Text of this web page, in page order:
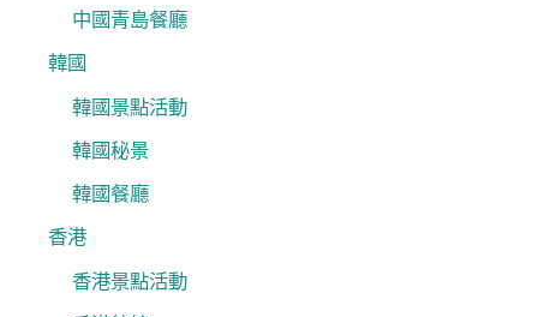
中國青島餐廳
韓國
韓國景點活動
韓國秘景
韓國餐廳
香港
香港景點活動